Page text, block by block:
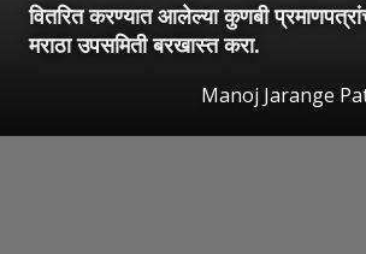
वितरित करण्यात आलेल्या कुणबी
मराठा उपसमिती बरखास्त करा.
Manoj Jarange